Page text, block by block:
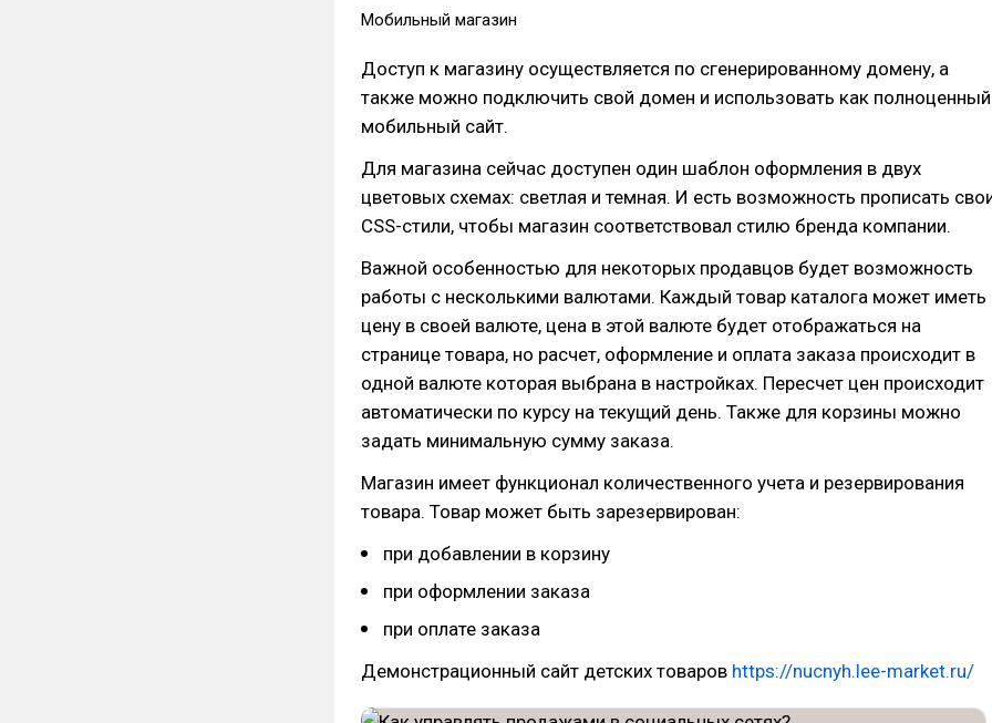
Мобильный магазин
Доступ к магазину осуществляется по сгенерированному домену, а
также можно подключить свой домен и использовать как полноценный
мобильный сайт.
Для магазина сейчас доступен один шаблон оформления в двух
цветовых схемах: светлая и темная. И есть возможность прописать
CSS-стили, чтобы магазин соответствовал стилю бренда компании.
Важной особенностью для некоторых продавцов будет возможность
работы с несколькими валютами. Каждый товар каталога может иметь
цену в своей валюте, цена в этой валюте будет отображаться на
странице товара, но расчет, оформление и оплата заказа происходит в
одной валюте которая выбрана в настройках. Пересчет цен происходит
автоматически по курсу на текущий день. Также для корзины можно
задать минимальную сумму заказа.
Магазин имеет функционал количественного учета и резервирования
товара. Товар может быть зарезервирован:
при добавлении в корзину
при оформлении заказа
при оплате заказа
Демонстрационный сайт детских товаров https://nucnyh.lee-market.ru/